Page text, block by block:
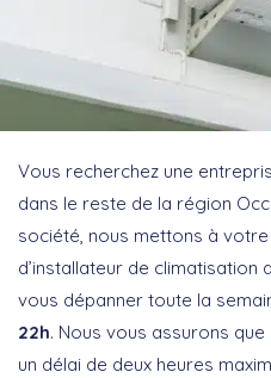
Vous recherchez une
dans le reste de la région
société, nous mettons à
d’installateur de
vous dépanner toute la
22h. Nous vous assurons
un délai de deux heures